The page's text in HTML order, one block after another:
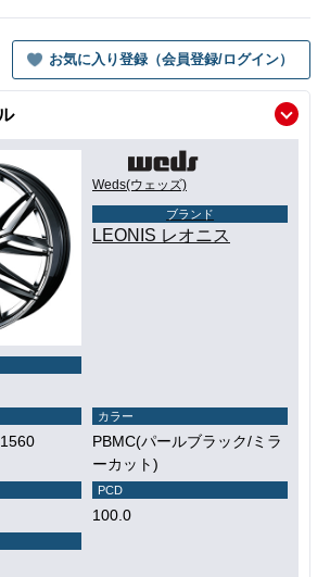
お気に入り登録（会員登録/ログイン）
Weds(ウェッズ)
ブランド
LEONIS レオニス
カラー
PBMC(パールブラック/ミラ
ーカット)
PCD
100.0